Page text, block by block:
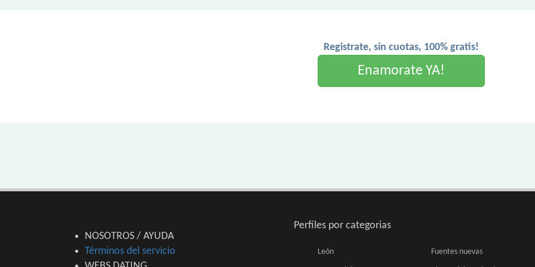
Registrate, sin cuotas, 100% gratis!
Enamorate YA!
NOSOTROS / AYUDA
Términos del servicio
Perfiles por categorias
León Fuentes nuevas